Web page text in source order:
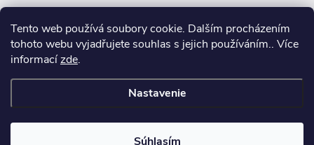
Tento web používá soubory cookie. Dalším procházením
tohoto webu vyjadřujete souhlas s jejich používáním.. Více
informacízde.
Nastavenie
Súhlasím
Informácie pre vás
Copyright 2026Zafax.shop. Všetky práva vyhradené.